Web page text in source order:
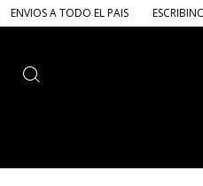
PAIS ESCRIBINOS POR WHATSAPP